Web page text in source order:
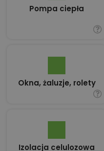
Pompa ciepła
Okna, żaluzje, rolety
Izolacja celulozowa